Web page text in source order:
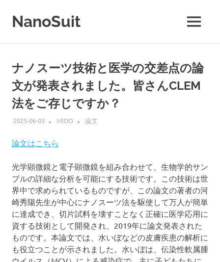
ン
NanoSuit
は、
生
体
適
合
性
分
子
水
溶
液
を
生
物
の
個
体
MENU
ナノスーツ技術と医学の交差点の論
文が発表されました。皆さんCLEM
法をご存じですか？
2025-06-03 MIDO 論文
論文はこちら
光学顕微鏡と電子顕微鏡を組み合わせて、生物学的サン
プルの詳細な分析を可能にする技術です。この技術は世
界中で求められているものですが、この論文の著者の河
崎秀陽先生が中心にナノスーツ法を駆使して万人が簡単
に達成でき、切片試料を壊すことなく正確に医学応用に
資する技術として開発され、2019年に論文発表された
ものです。本論文では、水いぼなどの皮膚疾患の解析に
も役立つことが示されました。水いぼは、伝染性軟属腫